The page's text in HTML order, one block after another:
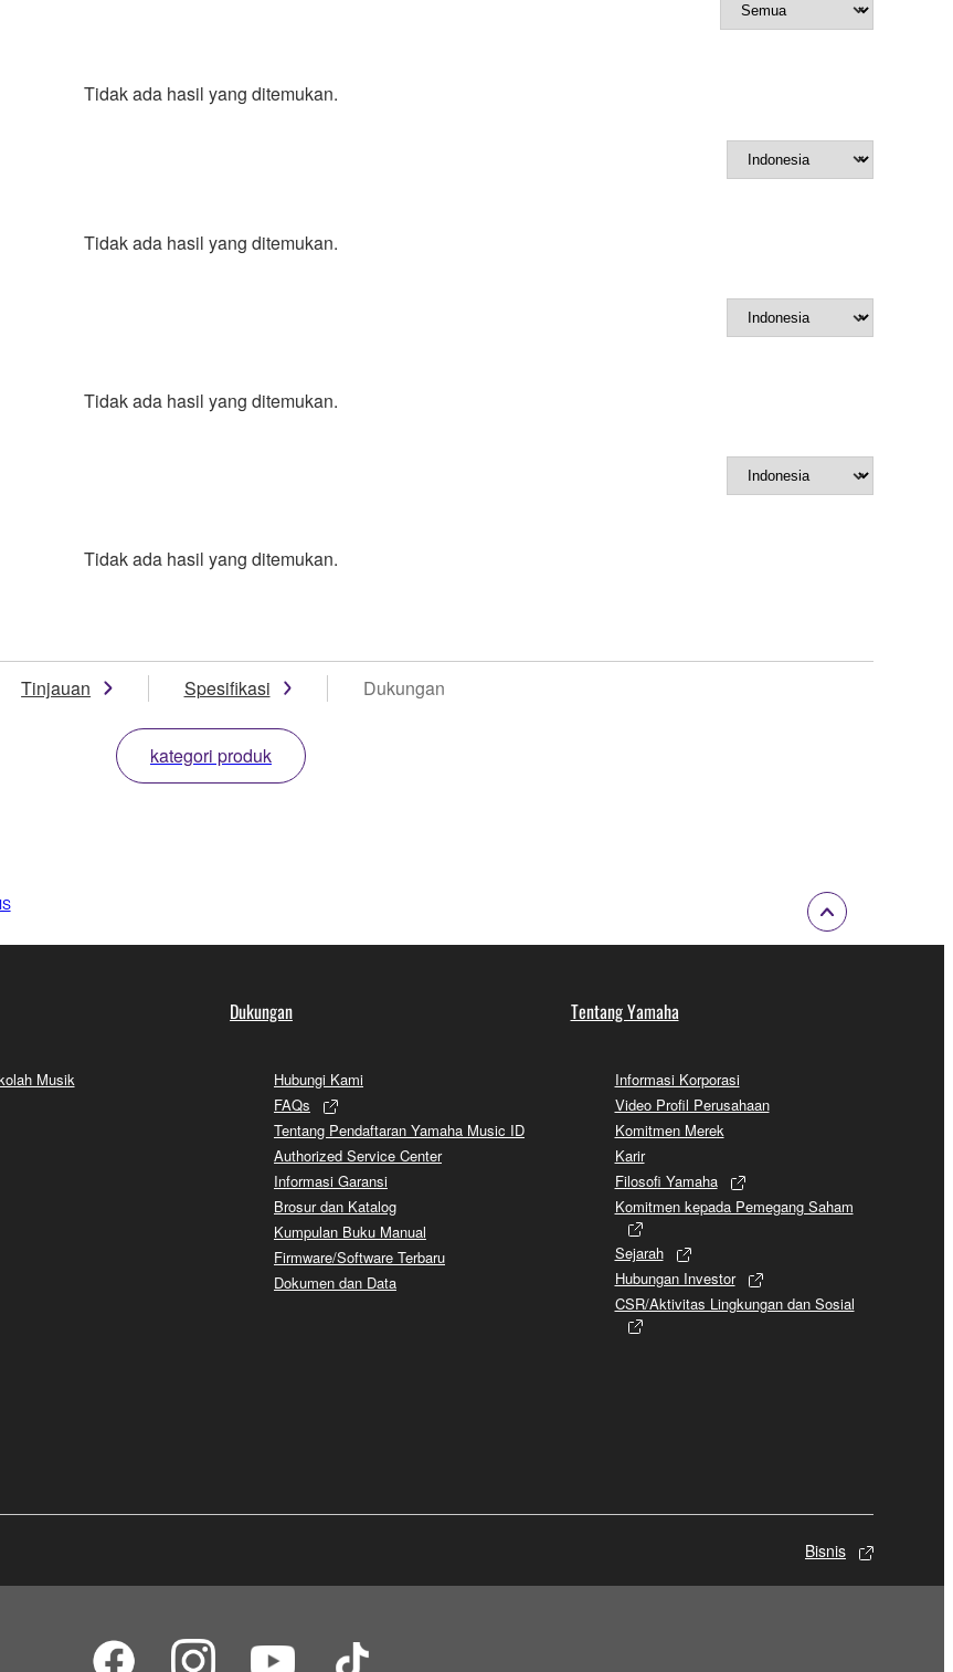
Tidak ada hasil yang ditemukan.
Tidak ada hasil yang ditemukan.
Tidak ada hasil yang ditemukan.
Tidak ada hasil yang ditemukan.
Tinjauan Spesifikasi Dukungan
kategori produk
Musik
Dukungan
Hubungi Kami
FAQs
Tentang Pendaftaran Yamaha Music ID
Authorized Service Center
Informasi Garansi
Brosur dan Katalog
Kumpulan Buku Manual
Firmware/Software Terbaru
Dokumen dan Data
Tentang Yamaha
Informasi Korporasi
Video Profil Perusahaan
Komitmen Merek
Karir
Filosofi Yamaha
Komitmen kepada Pemegang Saham
Sejarah
Hubungan Investor
CSR/Aktivitas Lingkungan dan Sosial
Bisnis